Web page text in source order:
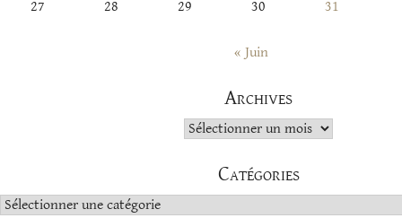
27 28 29 30 31
« Juin
Archives
Archives
Catégories
Catégories